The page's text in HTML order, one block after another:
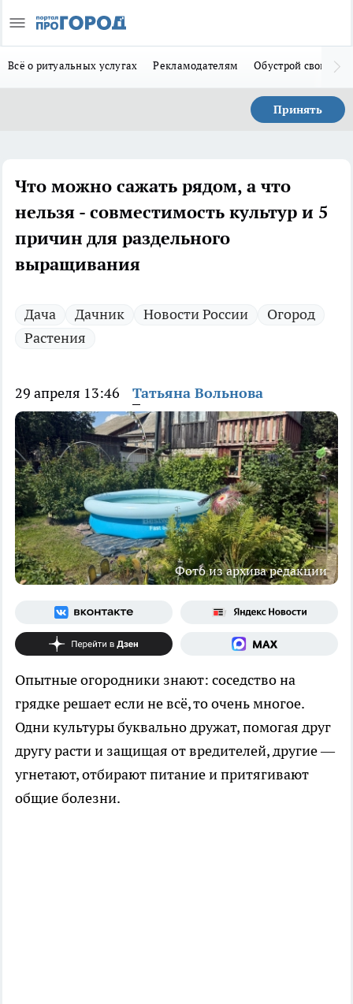
Всё о ритуальных услугах Рекламодателям Обустрой свой дом
Принять
Что можно сажать рядом, а что
нельзя - совместимость культур и 5
причин для раздельного
выращивания
Дача Дачник Новости России
Огород
Растения
29 апреля 13:46 Татьяна Вольнова
Фото из архива редакции
Опытные огородники знают: соседство на
грядке решает если не всё, то очень многое.
Одни культуры буквально дружат, помогая друг
другу расти и защищая от вредителей, другие —
угнетают, отбирают питание и притягивают
общие болезни.